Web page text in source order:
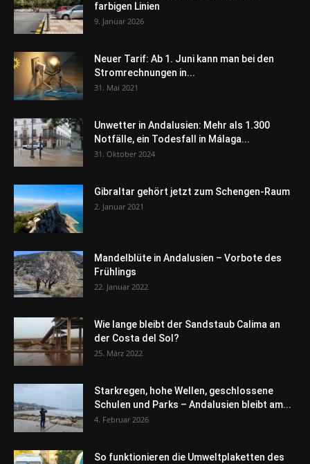
farbigen Linien
9. Januar 2026
Neuer Tarif: Ab 1. Juni kann man bei den
Stromrechnungen in...
31. Mai 2021
Unwetter in Andalusien: Mehr als 1.300
Notfälle, ein Todesfall in Málaga...
31. Oktober 2024
Gibraltar gehört jetzt zum Schengen-Raum
2. Januar 2021
Mandelblüte in Andalusien – Vorbote des
Frühlings
22. Januar 2022
Wie lange bleibt der Sandstaub Calima an
der Costa del Sol?
25. März 2022
Starkregen, hohe Wellen, geschlossene
Schulen und Parks – Andalusien bleibt am...
4. Februar 2026
So funktionieren die Umweltplaketten des